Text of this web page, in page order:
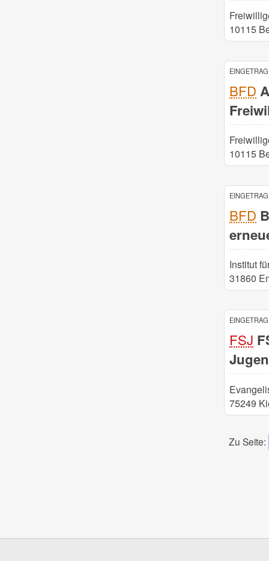
10115
BFD
10115
BFD
Institut
31860
FSJ
75249
Zu Seite: